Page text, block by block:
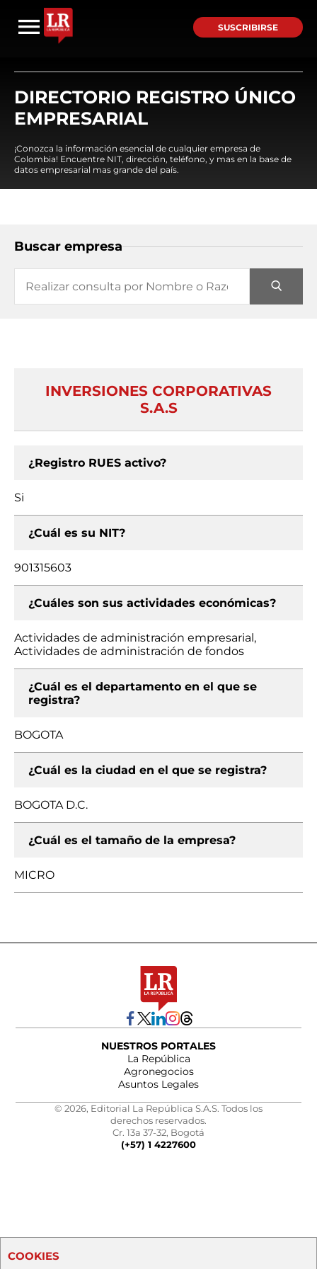
SUSCRIBIRSE
DIRECTORIO REGISTRO ÚNICO
EMPRESARIAL
¡Conozca la información esencial de cualquier empresa de
Colombia! Encuentre NIT, dirección, teléfono, y mas en la base de
datos empresarial mas grande del país.
Buscar empresa
INVERSIONES CORPORATIVAS
S.A.S
¿Registro RUES activo?
Si
¿Cuál es su NIT?
901315603
¿Cuáles son sus actividades económicas?
Actividades de administración empresarial,
Actividades de administración de fondos
¿Cuál es el departamento en el que se
registra?
BOGOTA
¿Cuál es la ciudad en el que se registra?
BOGOTA D.C.
¿Cuál es el tamaño de la empresa?
MICRO
NUESTROS PORTALES
La República
Agronegocios
Asuntos Legales
© 2026, Editorial La República S.A.S. Todos los
derechos reservados.
Cr. 13a 37-32, Bogotá
(+57) 1 4227600
COOKIES